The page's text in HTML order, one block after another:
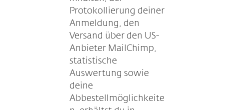
Protokollierung deiner
Anmeldung, den
Versand über den US-
Anbieter MailChimp,
statistische
Auswertung sowie
deine
Abbestellmöglichkeite